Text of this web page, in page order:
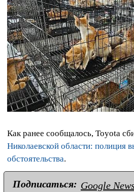
Как ранее сообщалось, Toyota
Николаевской области: полиция
обстоятельства.
Подписаться: Google News